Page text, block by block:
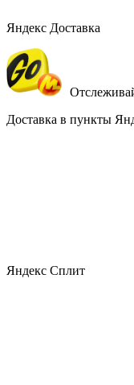
Яндекс Доставка
Доставка в пункты
Яндекс Сплит